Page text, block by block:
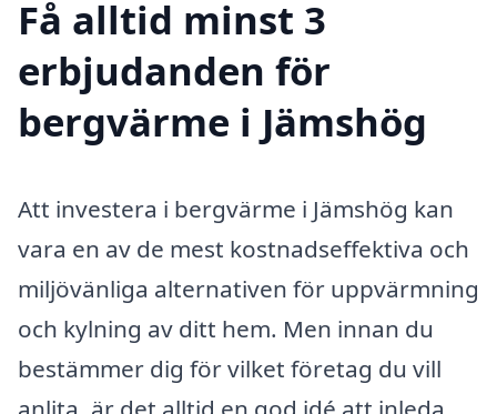
Få alltid minst 3
erbjudanden för
bergvärme i Jämshög
Att investera i bergvärme i Jämshög kan
vara en av de mest kostnadseffektiva och
miljövänliga alternativen för uppvärmning
och kylning av ditt hem. Men innan du
bestämmer dig för vilket företag du vill